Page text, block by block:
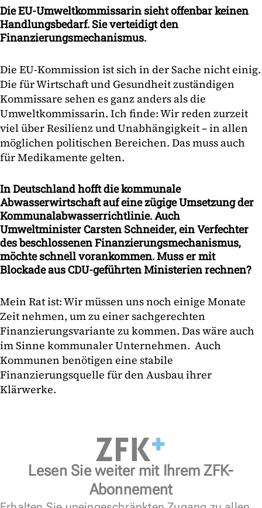
Die EU-Umweltkommissarin sieht offenbar keinen
Handlungsbedarf. Sie verteidigt den
Finanzierungsmechanismus.
Die EU-Kommission ist sich in der Sache nicht einig.
Die für Wirtschaft und Gesundheit zuständigen
Kommissare sehen es ganz anders als die
Umweltkommissarin. Ich finde: Wir reden zurzeit
viel über Resilienz und Unabhängigkeit – in allen
möglichen politischen Bereichen. Das muss auch
für Medikamente gelten.
In Deutschlandhofft die kommunale
Abwasserwirtschaft auf eine zügige Umsetzung der
Kommunalabwasserrichtlinie. Auch
Umweltminister Carsten Schneider, ein Verfechter
des beschlossenen Finanzierungsmechanismus,
möchte schnell vorankommen. Muss er mit
Blockade aus CDU-geführten Ministerien rechnen?
Mein Rat ist: Wir müssen uns noch einige Monate
Zeit nehmen, um zu einer sachgerechten
Finanzierungsvariante zu kommen. Das wäre auch
im Sinne kommunaler Unternehmen. Auch
Kommunen benötigen eine stabile
Finanzierungsquelle für den Ausbau ihrer
Klärwerke.
Lesen Sie weiter mit Ihrem ZFK-
Abonnement